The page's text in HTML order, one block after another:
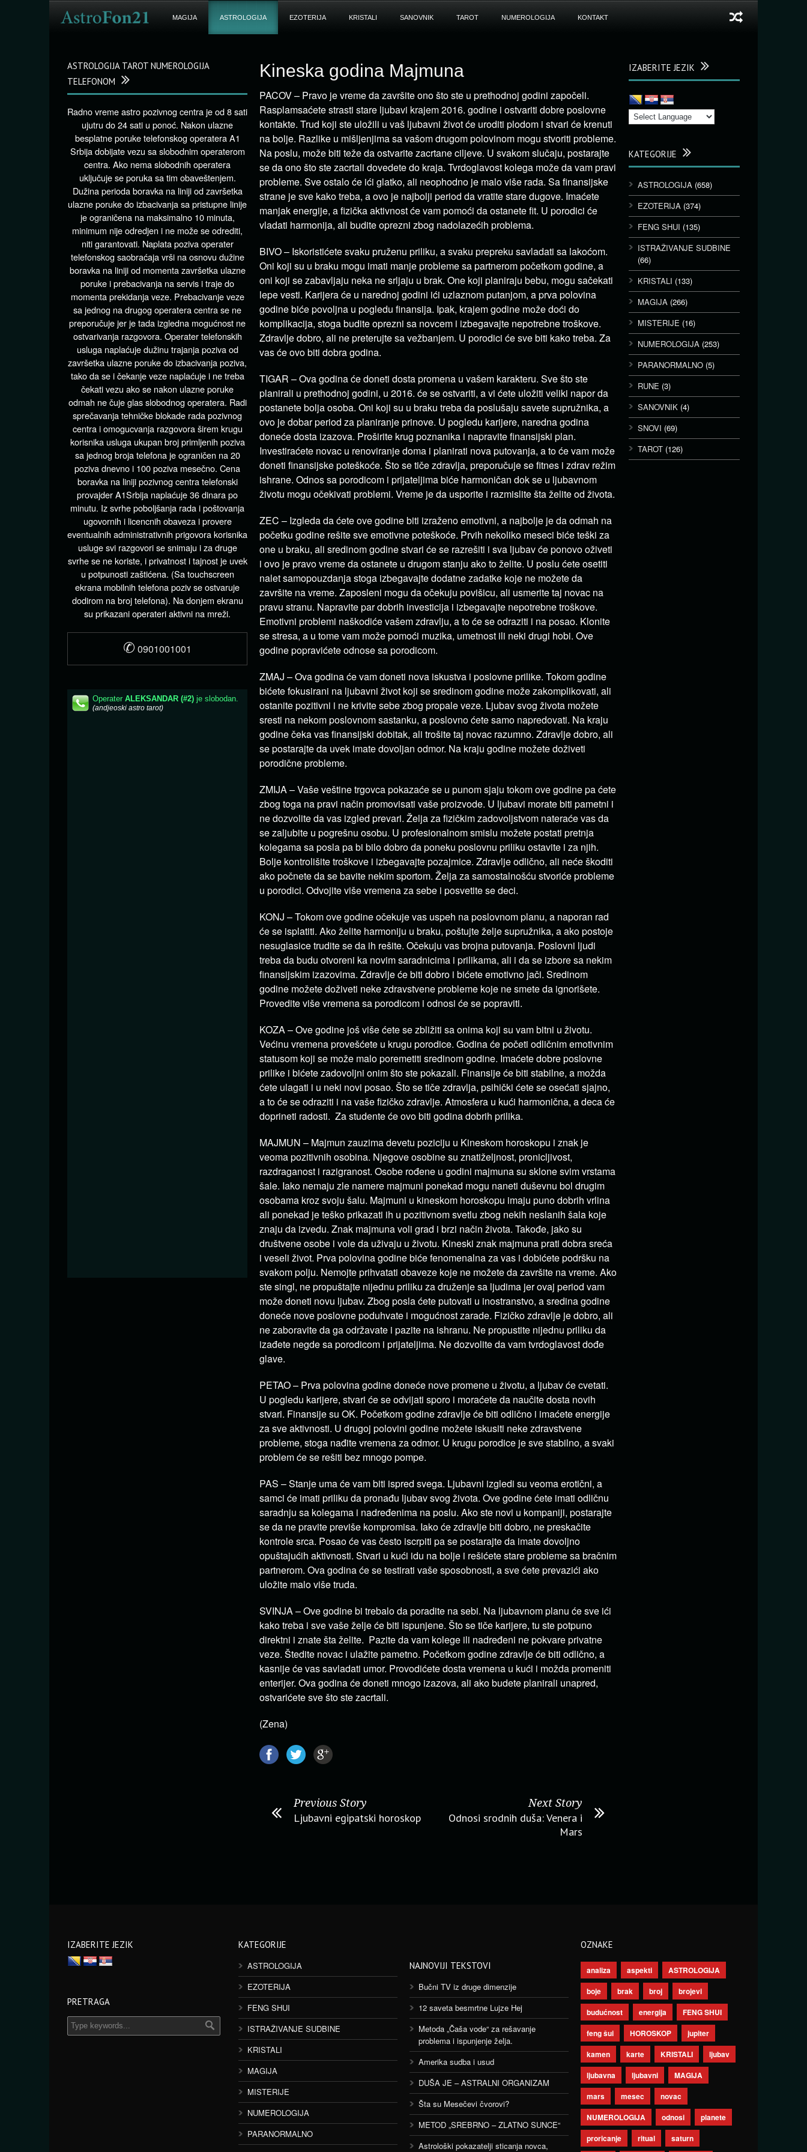
MAGIJA ASTROLOGIJA EZOTERIJA KRISTALI SANOVNIK TAROT NUMEROLOGIJA KONTAKT
Kineska godina Majmuna
PACOV – Pravo je vreme da završite ono što ste u prethodnoj godini započeli.
Rasplamsaćete strasti stare ljubavi krajem 2016. godine i ostvariti dobre poslovne
kontakte. Trud koji ste uložili u vaš ljubavni život će uroditi plodom i stvari će krenuti
na bolje. Razlike u mišljenjima sa vašom drugom polovinom mogu stvoriti probleme.
Na poslu, može biti teže da ostvarite zacrtane ciljeve. U svakom slučaju, postarajte
se da ono što ste zacrtali dovedete do kraja. Tvrdoglavost kolega može da vam pravi
probleme. Sve ostalo će ići glatko, ali neophodno je malo više rada. Sa finansijske
strane je sve kako treba, a ovo je najbolji period da vratite stare dugove. Imaćete
manjak energije, a fizička aktivnost će vam pomoći da ostanete fit. U porodici će
vladati harmonija, ali budite oprezni zbog nadolazećih problema.
BIVO – Iskoristićete svaku pruženu priliku, a svaku prepreku savladati sa lakoćom.
Oni koji su u braku mogu imati manje probleme sa partnerom početkom godine, a
oni koji se zabavljaju neka ne srljaju u brak. One koji planiraju bebu, mogu sačekati
lepe vesti. Karijera će u narednoj godini ići uzlaznom putanjom, a prva polovina
godine biće povoljna u pogledu finansija. Ipak, krajem godine može doći do
komplikacija, stoga budite oprezni sa novcem i izbegavajte nepotrebne troškove.
Zdravlje dobro, ali ne preterujte sa vežbanjem. U porodici će sve biti kako treba. Za
vas će ovo biti dobra godina.
TIGAR – Ova godina će doneti dosta promena u vašem karakteru. Sve što ste
planirali u prethodnoj godini, u 2016. će se ostvariti, a vi ćete uložiti veliki napor da
postanete bolja osoba. Oni koji su u braku treba da poslušaju savete supružnika, a
ovo je dobar period za planiranje prinove. U pogledu karijere, naredna godina
doneće dosta izazova. Proširite krug poznanika i napravite finansijski plan.
Investiraćete novac u renoviranje doma i planirati nova putovanja, a to će vam može
doneti finansijske poteškoće. Što se tiče zdravlja, preporučuje se fitnes i zdrav režim
ishrane. Odnos sa porodicom i prijateljima biće harmoničan dok se u ljubavnom
životu mogu očekivati problemi. Vreme je da usporite i razmislite šta želite od života.
ZEC – Izgleda da ćete ove godine biti izraženo emotivni, a najbolje je da odmah na
početku godine rešite sve emotivne poteškoće. Prvih nekoliko meseci biće teški za
one u braku, ali sredinom godine stvari će se razrešiti i sva ljubav će ponovo oživeti
i ovo je pravo vreme da ostanete u drugom stanju ako to želite. U poslu ćete osetiti
nalet samopouzdanja stoga izbegavajte dodatne zadatke koje ne možete da
završite na vreme. Zaposleni mogu da očekuju povišicu, ali usmerite taj novac na
pravu stranu. Napravite par dobrih investicija i izbegavajte nepotrebne troškove.
Emotivni problemi naškodiće vašem zdravlju, a to će se odraziti i na posao. Klonite
se stresa, a u tome vam može pomoći muzika, umetnost ili neki drugi hobi. Ove
godine popravićete odnose sa porodicom.
ZMAJ – Ova godina će vam doneti nova iskustva i poslovne prilike. Tokom godine
bićete fokusirani na ljubavni život koji se sredinom godine može zakomplikovati, ali
ostanite pozitivni i ne krivite sebe zbog propale veze. Ljubav svog života možete
sresti na nekom poslovnom sastanku, a poslovno ćete samo napredovati. Na kraju
godine čeka vas finansijski dobitak, ali trošite taj novac razumno. Zdravlje dobro, ali
se postarajte da uvek imate dovoljan odmor. Na kraju godine možete doživeti
porodične probleme.
ZMIJA – Vaše veštine trgovca pokazaće se u punom sjaju tokom ove godine pa ćete
zbog toga na pravi način promovisati vaše proizvode. U ljubavi morate biti pametni i
ne dozvolite da vas izgled prevari. Želja za fizičkim zadovoljstvom nateraće vas da
se zaljubite u pogrešnu osobu. U profesionalnom smislu možete postati pretnja
kolegama sa posla pa bi bilo dobro da poneku poslovnu priliku ostavite i za njih.
Bolje kontrolišite troškove i izbegavajte pozajmice. Zdravlje odlično, ali neće škoditi
ako počnete da se bavite nekim sportom. Želja za samostalnošću stvoriće probleme
u porodici. Odvojite više vremena za sebe i posvetite se deci.
KONJ – Tokom ove godine očekuje vas uspeh na poslovnom planu, a naporan rad
će se isplatiti. Ako želite harmoniju u braku, poštujte želje supružnika, a ako postoje
nesuglasice trudite se da ih rešite. Očekuju vas brojna putovanja. Poslovni ljudi
treba da budu otvoreni ka novim saradnicima i prilikama, ali i da se izbore sa nekim
finansijskim izazovima. Zdravlje će biti dobro i bićete emotivno jači. Sredinom
godine možete doživeti neke zdravstvene probleme koje ne smete da ignorišete.
Provedite više vremena sa porodicom i odnosi će se popraviti.
KOZA – Ove godine još više ćete se zbližiti sa onima koji su vam bitni u životu.
Većinu vremena provešćete u krugu porodice. Godina će početi odličnim emotivnim
statusom koji se može malo poremetiti sredinom godine. Imaćete dobre poslovne
prilike i bićete zadovoljni onim što ste pokazali. Finansije će biti stabilne, a možda
ćete ulagati i u neki novi posao. Što se tiče zdravlja, psihički ćete se osećati sjajno,
a to će se odraziti i na vaše fizičko zdravlje. Atmosfera u kući harmonična, a deca će
doprineti radosti. Za studente će ovo biti godina dobrih prilika.
MAJMUN – Majmun zauzima devetu poziciju u Kineskom horoskopu i znak je
veoma pozitivnih osobina. Njegove osobine su znatiželjnost, pronicljivost,
razdraganost i razigranost. Osobe rođene u godini majmuna su sklone svim vrstama
šale. Iako nemaju zle namere majmuni ponekad mogu naneti duševnu bol drugim
osobama kroz svoju šalu. Majmuni u kineskom horoskopu imaju puno dobrih vrlina
ali ponekad je teško prikazati ih u pozitivnom svetlu zbog nekih neslanih šala koje
znaju da izvedu. Znak majmuna voli grad i brzi način života. Takođe, jako su
društvene osobe i vole da uživaju u životu. Kineski znak majmuna prati dobra sreća
i veseli život. Prva polovina godine biće fenomenalna za vas i dobićete podršku na
svakom polju. Nemojte prihvatati obaveze koje ne možete da završite na vreme. Ako
ste singl, ne propuštajte nijednu priliku za druženje sa ljudima jer ovaj period vam
može doneti novu ljubav. Zbog posla ćete putovati u inostranstvo, a sredina godine
doneće nove poslovne poduhvate i mogućnost zarade. Fizičko zdravlje je dobro, ali
ne zaboravite da ga održavate i pazite na ishranu. Ne propustite nijednu priliku da
izađete negde sa porodicom i prijateljima. Ne dozvolite da vam tvrdoglavost dođe
glave.
PETAO – Prva polovina godine doneće nove promene u životu, a ljubav će cvetati.
U pogledu karijere, stvari će se odvijati sporo i moraćete da naučite dosta novih
stvari. Finansije su OK. Početkom godine zdravlje će biti odlično i imaćete energije
za sve aktivnosti. U drugoj polovini godine možete iskusiti neke zdravstvene
probleme, stoga nađite vremena za odmor. U krugu porodice je sve stabilno, a svaki
problem će se rešiti bez mnogo pompe.
PAS – Stanje uma će vam biti ispred svega. Ljubavni izgledi su veoma erotični, a
samci će imati priliku da pronađu ljubav svog života. Ove godine ćete imati odličnu
saradnju sa kolegama i nadređenima na poslu. Ako ste novi u kompaniji, postarajte
se da ne pravite previše kompromisa. Iako će zdravlje biti dobro, ne preskačite
kontrole srca. Posao će vas često iscrpiti pa se postarajte da imate dovoljno
opuštajućih aktivnosti. Stvari u kući idu na bolje i rešićete stare probleme sa bračnim
partnerom. Ova godina će se testirati vaše sposobnosti, a sve ćete prevazići ako
uložite malo više truda.
SVINJA – Ove godine bi trebalo da poradite na sebi. Na ljubavnom planu će sve ići
kako treba i sve vaše želje će biti ispunjene. Što se tiče karijere, tu ste potpuno
direktni i znate šta želite. Pazite da vam kolege ili nadređeni ne pokvare privatne
veze. Štedite novac i ulažite pametno. Početkom godine zdravlje će biti odlično, a
kasnije će vas savladati umor. Provodićete dosta vremena u kući i možda promeniti
enterijer. Ova godina će doneti mnogo izazova, ali ako budete planirali unapred,
ostvarićete sve što ste zacrtali.
(Zena)
Previous Story
Ljubavni egipatski horoskop
Next Story
Odnosi srodnih duša: Venera i
Mars
IZABERITE JEZIK
KATEGORIJE
ASTROLOGIJA (658)
EZOTERIJA (374)
FENG SHUI (135)
ISTRAŽIVANJE SUDBINE
(66)
KRISTALI (133)
MAGIJA (266)
MISTERIJE (16)
NUMEROLOGIJA (253)
PARANORMALNO (5)
RUNE (3)
SANOVNIK (4)
SNOVI (69)
TAROT (126)
ASTROLOGIJA TAROT NUMEROLOGIJA
TELEFONOM
Radno vreme astro pozivnog centra je od 8 sati
ujutru do 24 sati u ponoć. Nakon ulazne
besplatne poruke telefonskog operatera A1
Srbija dobijate vezu sa slobodnim operaterom
centra. Ako nema slobodnih operatera
uključuje se poruka sa tim obaveštenjem.
Dužina perioda boravka na liniji od završetka
ulazne poruke do izbacivanja sa pristupne linije
je ograničena na maksimalno 10 minuta,
minimum nije odredjen i ne može se odrediti,
niti garantovati. Naplata poziva operater
telefonskog saobraćaja vrši na osnovu dužine
boravka na liniji od momenta završetka ulazne
poruke i prebacivanja na servis i traje do
momenta prekidanja veze. Prebacivanje veze
sa jednog na drugog operatera centra se ne
preporučuje jer je tada izgledna mogućnost ne
ostvarivanja razgovora. Operater telefonskih
usluga naplaćuje dužinu trajanja poziva od
završetka ulazne poruke do izbacivanja poziva,
tako da se i čekanje veze naplaćuje i ne treba
čekati vezu ako se nakon ulazne poruke
odmah ne čuje glas slobodnog operatera. Radi
sprečavanja tehničke blokade rada pozivnog
centra i omogucvanja razgovora širem krugu
korisnika usluga ukupan broj primljenih poziva
sa jednog broja telefona je ograničen na 20
poziva dnevno i 100 poziva mesečno. Cena
boravka na liniji pozivnog centra telefonski
provajder A1Srbija naplaćuje 36 dinara po
minutu. Iz svrhe poboljšanja rada i poštovanja
ugovornih i licencnih obaveza i provere
eventualnih administrativnih prigovora korisnika
usluge svi razgovori se snimaju i za druge
svrhe se ne koriste, i privatnost i tajnost je uvek
u potpunosti zaštićena. (Sa touchscreen
ekrana mobilnih telefona poziv se ostvaruje
dodirom na broj telefona). Na donjem ekranu
su prikazani operateri aktivni na mreži.
✆ 0901001001
IZABERITE JEZIK
PRETRAGA
KATEGORIJE
ASTROLOGIJA
EZOTERIJA
FENG SHUI
ISTRAŽIVANJE SUDBINE
KRISTALI
MAGIJA
MISTERIJE
NUMEROLOGIJA
PARANORMALNO
NAJNOVIJI TEKSTOVI
Bučni TV iz druge dimenzije
12 saveta besmrtne Lujze Hej
Metoda „Čaša vode“ za rešavanje
problema i ispunjenje želja.
Amerika sudba i usud
DUŠA JE – ASTRALNI ORGANIZAM
Šta su Mesečevi čvorovi?
METOD „SREBRNO – ZLATNO SUNCE“
Astrološki pokazatelji sticanja novca,
OZNAKE
analiza aspekti
ASTROLOGIJA
boje
brak broj
brojevi
budućnost
energija
FENG SHUI
feng šui
HOROSKOP
jupiter
kamen
karte KRISTALI
ljubav
ljubavna
ljubavni
MAGIJA
mars
mesec
novac
NUMEROLOGIJA
odnosi
planete
proricanje
ritual saturn